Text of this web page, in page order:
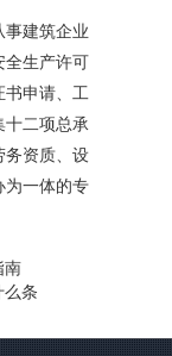
建筑企业
全生产许可
书申请、工
十二项总承
务资质、设
为一体的专
南
条